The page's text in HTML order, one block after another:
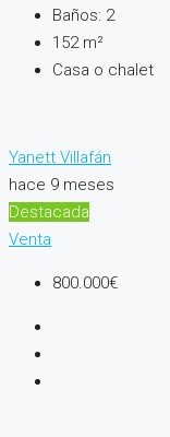
Baños: 2
152 m²
Casa o chalet
Yanett Villafán
hace 9 meses
Destacada
Venta
800.000€